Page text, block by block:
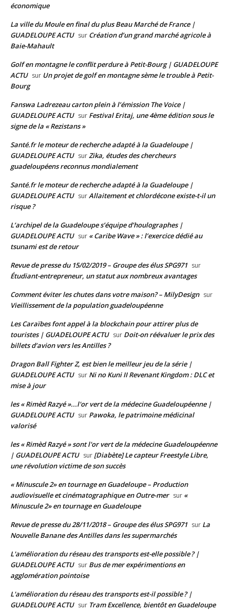
économique
La ville du Moule en final du plus Beau Marché de France |
GUADELOUPE ACTU sur Création d’un grand marché agricole à
Baie-Mahault
Golf en montagne le conflit perdure à Petit-Bourg | GUADELOUPE
ACTU sur Un projet de golf en montagne sème le trouble à Petit-
Bourg
Fanswa Ladrezeau carton plein à l’émission The Voice |
GUADELOUPE ACTU sur Festival Eritaj, une 4ème édition sous le
signe de la « Rezistans »
Santé.fr le moteur de recherche adapté à la Guadeloupe |
GUADELOUPE ACTU surZika, études des chercheurs
guadeloupéens reconnus mondialement
Santé.fr le moteur de recherche adapté à la Guadeloupe |
GUADELOUPE ACTU surAllaitement et chlordécone existe-t-il un
risque ?
L’archipel de la Guadeloupe s’équipe d’houlographes |
GUADELOUPE ACTU sur « Caribe Wave » : l’exercice dédié au
tsunami est de retour
Revue de presse du 15/02/2019 – Groupe des élus SPG971 sur
Étudiant-entrepreneur, un statut aux nombreux avantages
Comment éviter les chutes dans votre maison? – MilyDesign sur
Vieillissement de la population guadeloupéenne
Les Caraïbes font appel à la blockchain pour attirer plus de
touristes | GUADELOUPE ACTU sur Doit-on réévaluer le prix des
billets d’avion vers les Antilles ?
Dragon Ball Fighter Z, est bien le meilleur jeu de la série |
GUADELOUPE ACTU sur Ni no Kuni II Revenant Kingdom : DLC et
mise à jour
les « Rimèd Razyé »...l'or vert de la médecine Guadeloupéenne |
GUADELOUPE ACTU sur Pawoka, le patrimoine médicinal
valorisé
les « Rimèd Razyé » sont l'or vert de la médecine Guadeloupéenne
| GUADELOUPE ACTU sur [Diabète] Le capteur Freestyle Libre,
une révolution victime de son succès
« Minuscule 2» en tournage en Guadeloupe – Production
audiovisuelle et cinématographique en Outre-mer sur «
Minuscule 2» en tournage en Guadeloupe
Revue de presse du 28/11/2018 – Groupe des élus SPG971 sur La
Nouvelle Banane des Antilles dans les supermarchés
L'amélioration du réseau des transports est-elle possible ? |
GUADELOUPE ACTU sur Bus de mer expérimentions en
agglomération pointoise
L'amélioration du réseau des transports est-il possible ? |
GUADELOUPE ACTU sur Tram Excellence, bientôt en Guadeloupe